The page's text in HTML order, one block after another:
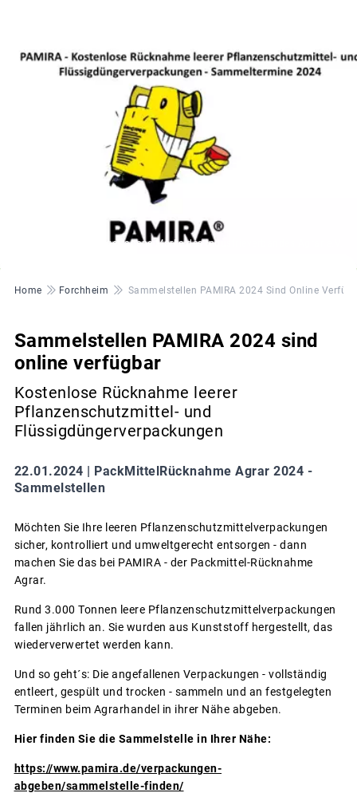
© PAMIRA® ®= eingetragene Marke des Industrieverbandes Agrar e.V.
Pfadnavigation
Home Forchheim Sammelstellen PAMIRA 2024 Sind Online
Sammelstellen PAMIRA 2024 sind
online verfügbar
Kostenlose Rücknahme leerer
Pflanzenschutzmittel- und
Flüssigdüngerverpackungen
22.01.2024 | PackMittelRücknahme Agrar 2024 -
Sammelstellen
Möchten Sie Ihre leeren Pflanzenschutzmittelverpackungen
sicher, kontrolliert und umweltgerecht entsorgen - dann
machen Sie das bei PAMIRA - der Packmittel-Rücknahme
Agrar.
Rund 3.000 Tonnen leere Pflanzenschutzmittelverpackungen
fallen jährlich an. Sie wurden aus Kunststoff hergestellt, das
wiederverwertet werden kann.
Und so geht´s: Die angefallenen Verpackungen - vollständig
entleert, gespült und trocken - sammeln und an festgelegten
Terminen beim Agrarhandel in ihrer Nähe abgeben.
Hier finden Sie die Sammelstelle in Ihrer Nähe:
https://www.pamira.de/verpackungen-
abgeben/sammelstelle-finden/